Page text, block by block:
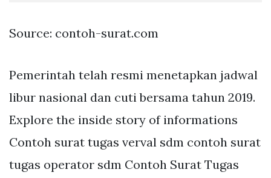
Source: contoh-surat.com
Pemerintah telah resmi menetapkan jadwal
libur nasional dan cuti bersama tahun 2019.
Explore the inside story of informations
Contoh surat tugas verval sdm contoh surat
tugas operator sdm Contoh Surat Tugas